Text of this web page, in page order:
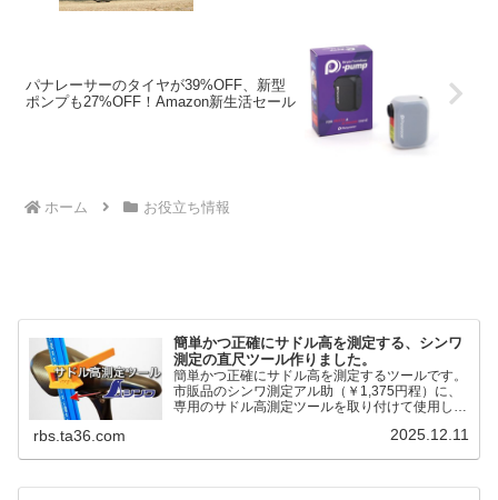
パナレーサーのタイヤが39%OFF、新型
ポンプも27%OFF！Amazon新生活セール
ホーム お役立ち情報
簡単かつ正確にサドル高を測定する、シンワ
測定の直尺ツール作りました。
簡単かつ正確にサドル高を測定するツールです。
市販品のシンワ測定アル助（￥1,375円程）に、
専用のサドル高測定ツールを取り付けて使用しま
るようになりました。シンワ測定(Shinwa
Sokutei)￥1,375Amazon.c...
rbs.ta36.com 2025.12.11